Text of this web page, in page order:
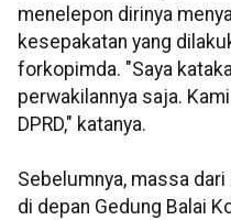
menelepon dirinya
kesepakatan yang
forkopimda. "Saya
perwakilannya saja.
DPRD," katanya.
Sebelumnya, massa
di depan Gedung Balai